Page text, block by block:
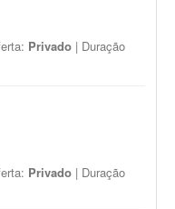
Privado | Duração
Privado | Duração